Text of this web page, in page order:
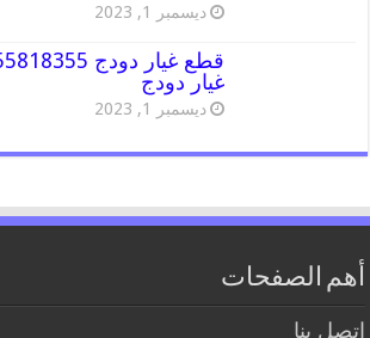
ديسمبر 1, 2023
غيار دودج
ديسمبر 1, 2023
أهم الصفحات
اتصل بنا